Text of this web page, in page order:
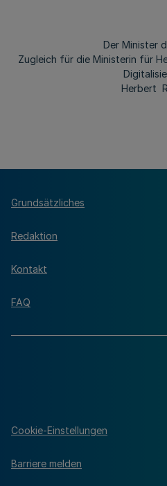
Der Minister
Zugleich für die Ministerin für
Herbert
Grundsätzliches
Redaktion
Kontakt
FAQ
Cookie-Einstellungen
Barriere melden